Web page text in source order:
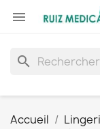

search
Accueil